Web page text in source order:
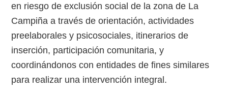
en riesgo de exclusión social de la zona de La
Campiña a través de orientación, actividades
preelaborales y psicosociales, itinerarios de
inserción, participación comunitaria, y
coordinándonos con entidades de fines similares
para realizar una intervención integral.